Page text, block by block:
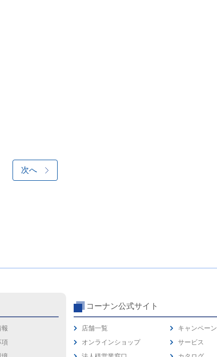
次へ
報
項
コーナン公式サイト
店舗一覧
オンラインショップ
キャンペーン
サービス